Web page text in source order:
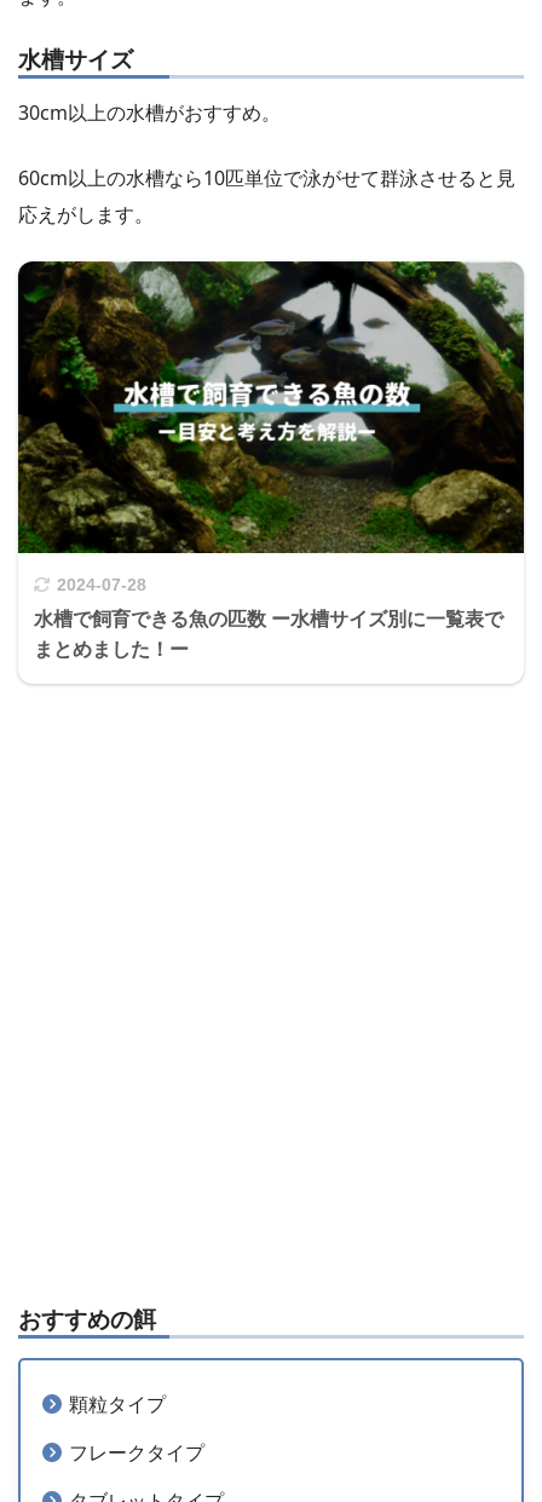
水槽サイズ
30cm以上の水槽がおすすめ。
60cm以上の水槽なら10匹単位で泳がせて群泳させると見
応えがします。
2024-07-28
水槽で飼育できる魚の匹数 ー水槽サイズ別に一覧表で
まとめました！ー
おすすめの餌
顆粒タイプ
フレークタイプ